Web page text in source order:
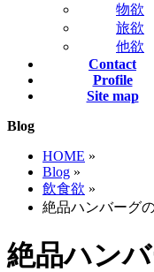
物欲
旅欲
他欲
Contact
Profile
Site map
Blog
HOME »
Blog »
飲食欲 »
絶品ハンバーグ
絶品ハン